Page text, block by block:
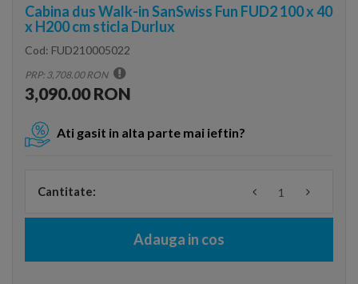
Cabina dus Walk-in SanSwiss Fun FUD2 100 x 40
x H200 cm sticla Durlux
Cod: FUD210005022
PRP: 3,708.00 RON
3,090.00 RON
Ati gasit in alta parte mai ieftin?
Cantitate:
Adauga in cos